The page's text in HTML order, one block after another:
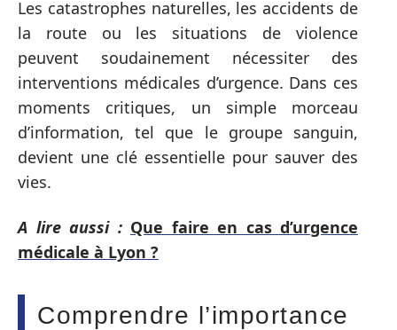
Les catastrophes naturelles, les accidents de
la route ou les situations de violence
peuvent soudainement nécessiter des
interventions médicales d’urgence. Dans ces
moments critiques, un simple morceau
d’information, tel que le groupe sanguin,
devient une clé essentielle pour sauver des
vies.
A lire aussi : Que faire en cas d’urgence
médicale à Lyon ?
Comprendre l’importance